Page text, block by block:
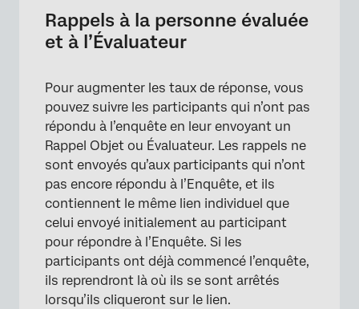
Rappels à la personne évaluée
et à l’Évaluateur
Pour augmenter les taux de réponse, vous
pouvez suivre les participants qui n’ont pas
répondu à l’enquête en leur envoyant un
Rappel Objet ou Évaluateur. Les rappels ne
sont envoyés qu’aux participants qui n’ont
pas encore répondu à l’Enquête, et ils
contiennent le même lien individuel que
celui envoyé initialement au participant
pour répondre à l’Enquête. Si les
participants ont déjà commencé l’enquête,
ils reprendront là où ils se sont arrêtés
lorsqu’ils cliqueront sur le lien.